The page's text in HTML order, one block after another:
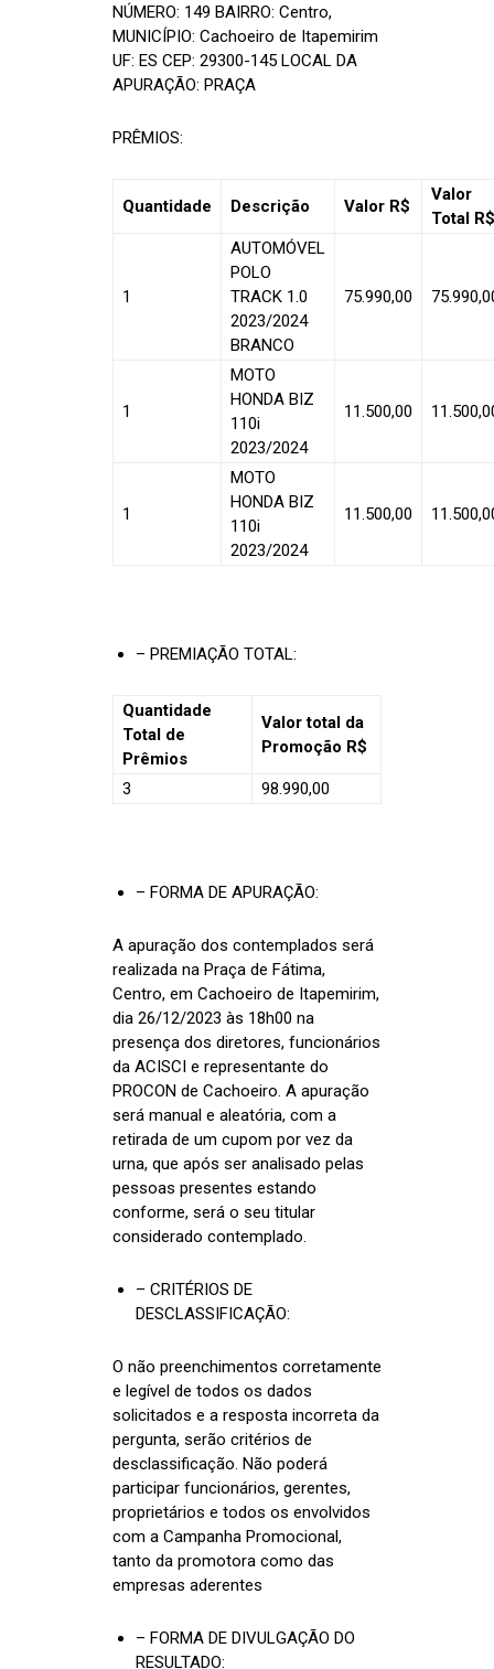
NÚMERO: 149 BAIRRO: Centro,
MUNICÍPIO: Cachoeiro de Itapemirim
UF: ES CEP: 29300-145 LOCAL DA
APURAÇÃO: PRAÇA
PRÊMIOS:
Quantidade Descrição Valor R$
Valor
Total R$
1
AUTOMÓVEL
POLO
TRACK 1.0
2023/2024
BRANCO
75.990,00
1
MOTO
HONDA BIZ
110i
2023/2024
11.500,00
1
MOTO
HONDA BIZ
110i
2023/2024
11.500,00
– PREMIAÇÃO TOTAL:
Quantidade
Total de
Prêmios
Valor total da
Promoção R$
3 98.990,00
– FORMA DE APURAÇÃO:
A apuração dos contemplados será
realizada na Praça de Fátima,
Centro, em Cachoeiro de Itapemirim,
dia 26/12/2023 às 18h00 na
presença dos diretores, funcionários
da ACISCI e representante do
PROCON de Cachoeiro. A apuração
será manual e aleatória, com a
retirada de um cupom por vez da
urna, que após ser analisado pelas
pessoas presentes estando
conforme, será o seu titular
considerado contemplado.
– CRITÉRIOS DE
DESCLASSIFICAÇÃO:
O não preenchimentos corretamente
e legível de todos os dados
solicitados e a resposta incorreta da
pergunta, serão critérios de
desclassificação. Não poderá
participar funcionários, gerentes,
proprietários e todos os envolvidos
com a Campanha Promocional,
tanto da promotora como das
empresas aderentes
– FORMA DE DIVULGAÇÃO DO
RESULTADO: